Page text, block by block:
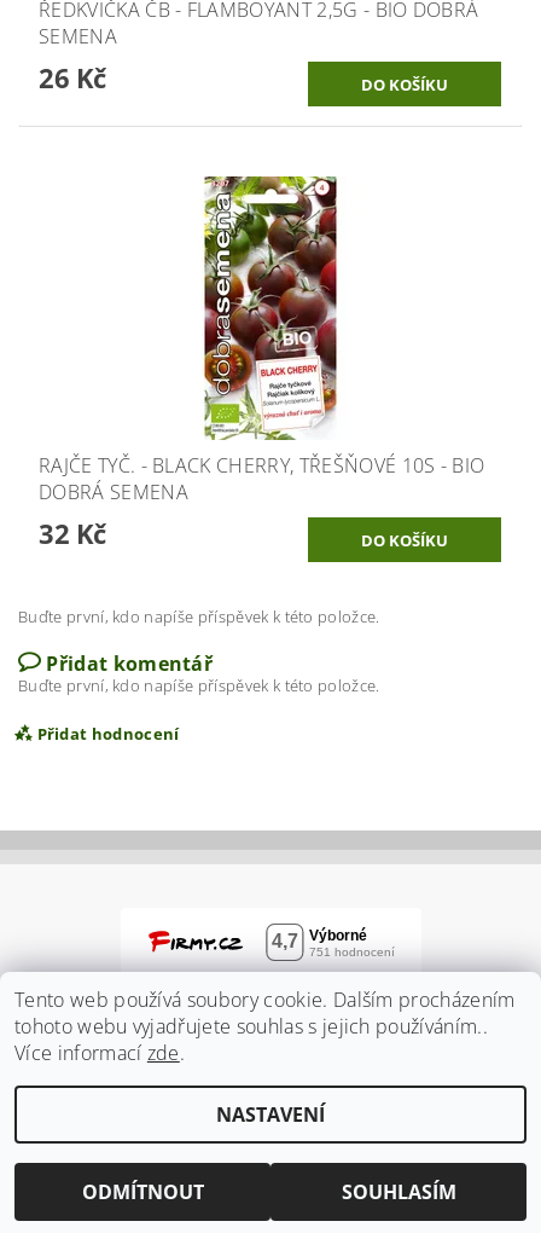
ŘEDKVIČKA ČB - FLAMBOYANT 2,5G - BIO DOBRÁ
SEMENA
26 Kč
RAJČE TYČ. - BLACK CHERRY, TŘEŠŇOVÉ 10S - BIO
DOBRÁ SEMENA
32 Kč
Buďte první, kdo napíše příspěvek k této položce.
Přidat komentář
Buďte první, kdo napíše příspěvek k této položce.
Přidat hodnocení
Vložením hodnocení souhlasíte spodmínkami
ochrany osobních údajů
2026 ©Zahradnidum.cz, všechna práva vyhrazena
Tento web používá soubory cookie. Dalším procházením
tohoto webu vyjadřujete souhlas s jejich používáním..
Více informací zde.
NASTAVENÍ
ODMÍTNOUT SOUHLASÍM